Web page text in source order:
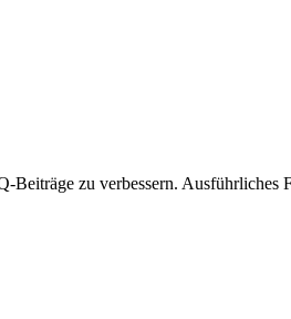
zu verbessern. Ausführliches